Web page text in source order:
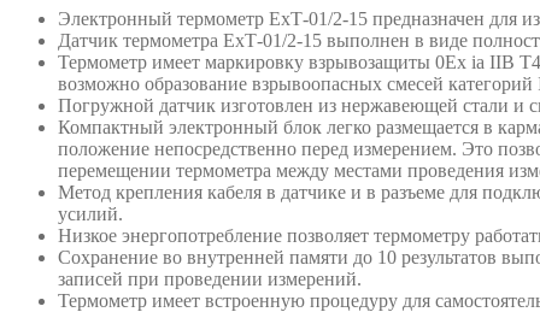
Электронный термометр ЕхТ-01/2-15 предназначен для
Датчик термометра ЕхТ-01/2-15 выполнен в виде
Термометр имеет маркировку взрывозащиты 0Ех ia IIB
возможно образование взрывоопасных смесей
Погружной датчик изготовлен из нержавеющей стали и
Компактный электронный блок легко размещается в
положение непосредственно перед измерением. Это
перемещении термометра между местами проведения
Метод крепления кабеля в датчике и в разъеме для
усилий.
Низкое энергопотребление позволяет термометру
Сохранение во внутренней памяти до 10 результатов
записей при проведении измерений.
Термометр имеет встроенную процедуру для